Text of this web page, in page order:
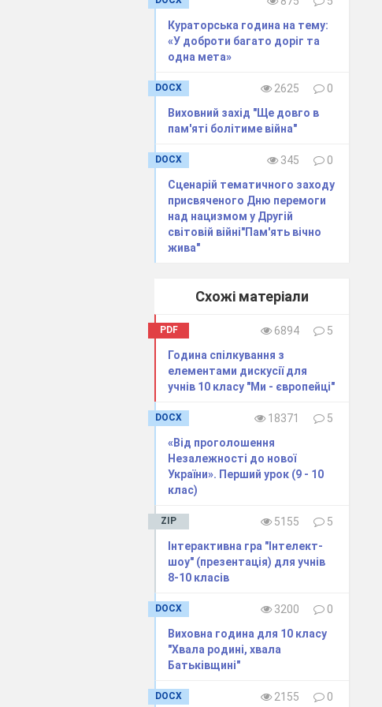
Кураторська година на тему:
«У доброти багато доріг та
одна мета»
DOCX 2625
0
Виховний захід "Ще довго в
пам'яті болітиме війна"
DOCX 345
0
Сценарій тематичного заходу
присвяченого Дню перемоги
над нацизмом у Другій
світовій війні"Пам'ять вічно
жива"
Схожі матеріали
PDF 6894
5
Година спілкування з
елементами дискусії для
учнів 10 класу "Ми - європейці"
DOCX 18371
5
«Від проголошення
Незалежності до нової
України». Перший урок (9 - 10
клас)
ZIP 5155
5
Інтерактивна гра "Інтелект-
шоу" (презентація) для учнів
8-10 класів
DOCX 3200
0
Виховна година для 10 класу
"Хвала родині, хвала
Батьківщині"
DOCX 2155
0